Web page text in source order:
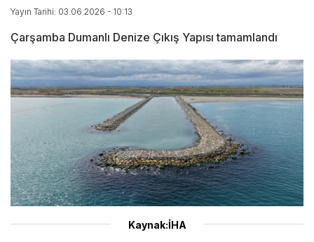
Yayın Tarihi: 03.06.2026 - 10:13
Çarşamba Dumanlı Denize Çıkış Yapısı tamamlandı
Kaynak:İHA